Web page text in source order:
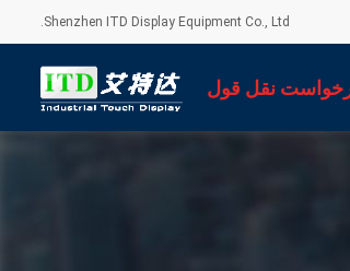
Shenzhen ITD Display Equipment Co., Ltd.
نقل قول